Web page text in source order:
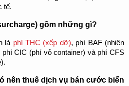
tế.
gồm những gì?
là phí THC (xếp dỡ), phí BAF (nhiên
CIC (phí vỏ container) và phí CFS
nên thuê dịch vụ bán cước biển